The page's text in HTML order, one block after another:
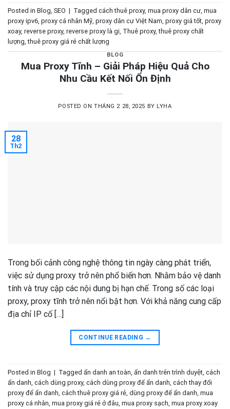
Posted in Blog, SEO | Tagged cách thuê proxy, mua proxy dân cư, mua
proxy ipv6, proxy cá nhân Mỹ, proxy dân cư Việt Nam, proxy giá tốt, proxy
xoay, reverse proxy, reverse proxy là gi, Thuê proxy,thuê proxy chất
lượng,thuê proxy giá rẻ chất lượng
BLOG
Mua Proxy Tĩnh – Giải Pháp Hiệu Quả Cho
Nhu Cầu Kết Nối Ổn Định
POSTED ONTHÁNG 2 28, 2025 BY LYHA
28
Th2
Trong bối cảnh công nghệ thông tin ngày càng phát triển,
việc sử dụng proxy trở nên phổ biến hơn. Nhằm bảo vệ danh
tính và truy cập các nội dung bị hạn chế. Trong số các loại
proxy, proxy tĩnh trở nên nổi bật hơn. Với khả năng cung cấp
địa chỉ IP cố […]
CONTINUE READING →
Posted in Blog | Tagged ẩn danh an toàn, ẩn danh trên trình duyệt, cách
ẩn danh, cách dùng proxy, cách dùng proxy để ẩn danh, cách thay đổi
proxy để ẩn danh, cách thuê proxy giá rẻ, dùng proxy để ẩn danh, mua
proxy cá nhân, mua proxy giá rẻ ở đâu, mua proxy sạch, mua proxy xoay